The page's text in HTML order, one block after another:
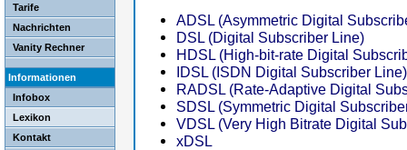
Tarife
Nachrichten
Vanity Rechner
Informationen
Infobox
Lexikon
Kontakt
ADSL (Asymmetric Digital
DSL (Digital Subscriber Line)
HDSL (High-bit-rate Digital
IDSL (ISDN Digital Subscriber Line)
RADSL (Rate-Adaptive Digital
SDSL (Symmetric Digital
VDSL (Very High Bitrate Digital
xDSL